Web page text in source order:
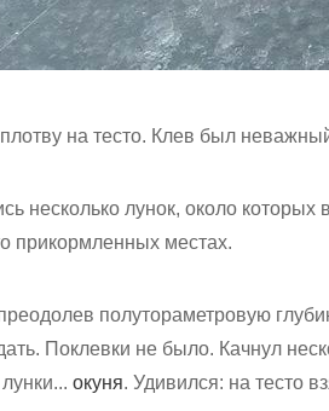
на тесто. Клев был
несколько лунок, около которых
прикормленных местах.
полутораметровую
Поклевки не было. Качнул
окуня. Удивился: на тесто